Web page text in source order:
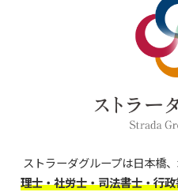
ストラーダグループは日本橋
理士・社労士・司法書士・行